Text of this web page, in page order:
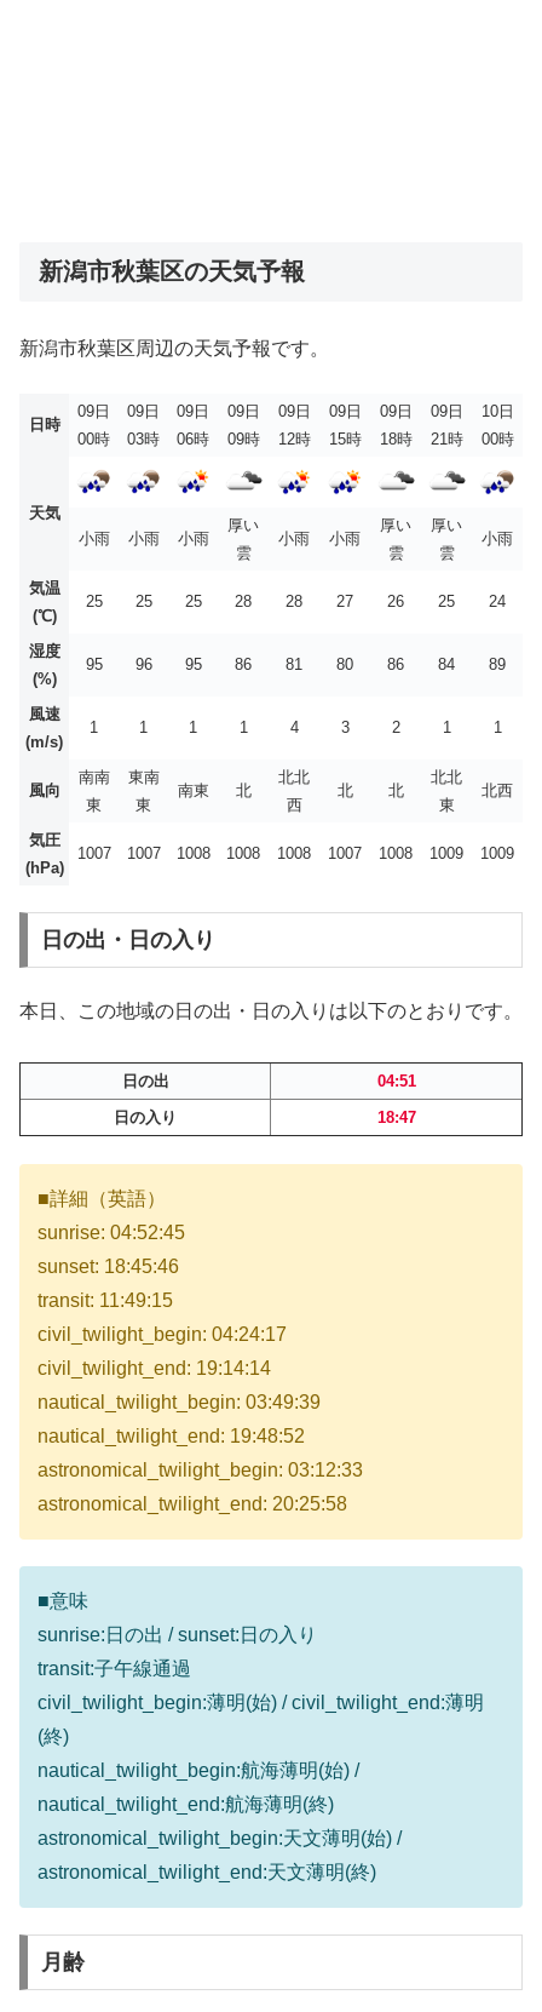
新潟市秋葉区の天気予報
新潟市秋葉区周辺の天気予報です。
日時
09日
00時
09日
03時
09日
06時
09日
09時
09日
12時
09日
15時
09日
18時
09日
21時
10日
00時
天気
小雨
小雨 小雨
厚い
雲
小雨 小雨
厚い
雲
厚い
雲
小雨
気温
(℃)
25 25 25 28 28 27 26 25 24
湿度
(%)
95 96 95 86 81 80 86 84 89
風速
(m/s)
1 1 1 1 4 3 2 1 1
風向
南南
東
東南
東
南東 北
北北
西
北 北
北北
東
北西
気圧
(hPa)
1007 1007 1008 1008 1008 1007 1008 1009 1009
日の出・日の入り
本日、この地域の日の出・日の入りは以下のとおりです。
日の出
04:51
日の入り
18:47
■詳細（英語）
sunrise: 04:52:45
sunset: 18:45:46
transit: 11:49:15
civil_twilight_begin: 04:24:17
civil_twilight_end: 19:14:14
nautical_twilight_begin: 03:49:39
nautical_twilight_end: 19:48:52
astronomical_twilight_begin: 03:12:33
astronomical_twilight_end: 20:25:58
■意味
sunrise:日の出 / sunset:日の入り
transit:子午線通過
civil_twilight_begin:薄明(始) / civil_twilight_end:薄明
(終)
nautical_twilight_begin:航海薄明(始) /
nautical_twilight_end:航海薄明(終)
astronomical_twilight_begin:天文薄明(始) /
astronomical_twilight_end:天文薄明(終)
月齢